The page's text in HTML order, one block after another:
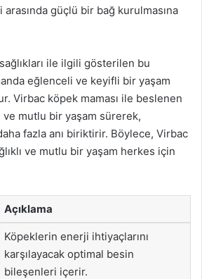
güçlü bir bağ kurulmasına
ile ilgili gösterilen bu
eğlenceli ve keyifli bir yaşam
Virbac köpek maması ile beslenen
mutlu bir yaşam sürerek,
fazla anı biriktirir. Böylece, Virbac
ve mutlu bir yaşam herkes için
Açıklama
Köpeklerin enerji ihtiyaçlarını
karşılayacak optimal besin
bileşenleri içerir.